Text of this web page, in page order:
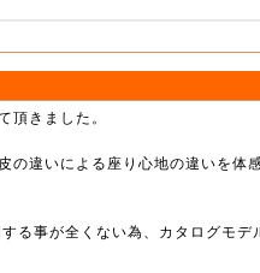
頂きました。
違いによる座り心地の違いを体
る事が全くない為、カタログモ